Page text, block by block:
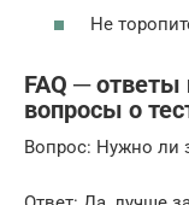
Не
FAQ ─
вопросы о
Вопрос: Нужно ли